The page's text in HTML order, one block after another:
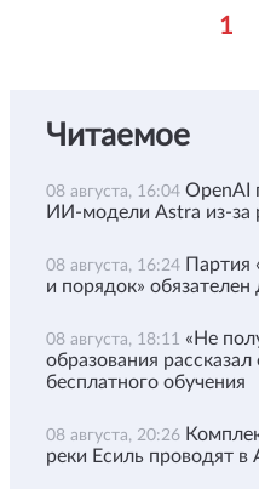
1
Читаемое
08 августа, 16:04 OpenAI
ИИ-модели Astra из-за
08 августа, 16:24 Партия
и порядок» обязателен
08 августа, 18:11 «Не
образования
бесплатного обучения
08 августа, 20:26
реки Есиль проводят в